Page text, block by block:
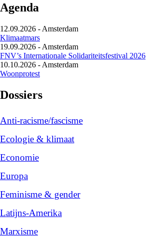
Agenda
12.09.2026 - Amsterdam
Klimaatmars
19.09.2026 - Amsterdam
FNV’s Internationale Solidariteitsfestival 2026
10.10.2026 - Amsterdam
Woonprotest
Dossiers
Anti-racisme/fascisme
Ecologie & klimaat
Economie
Europa
Feminisme & gender
Latijns-Amerika
Marxisme